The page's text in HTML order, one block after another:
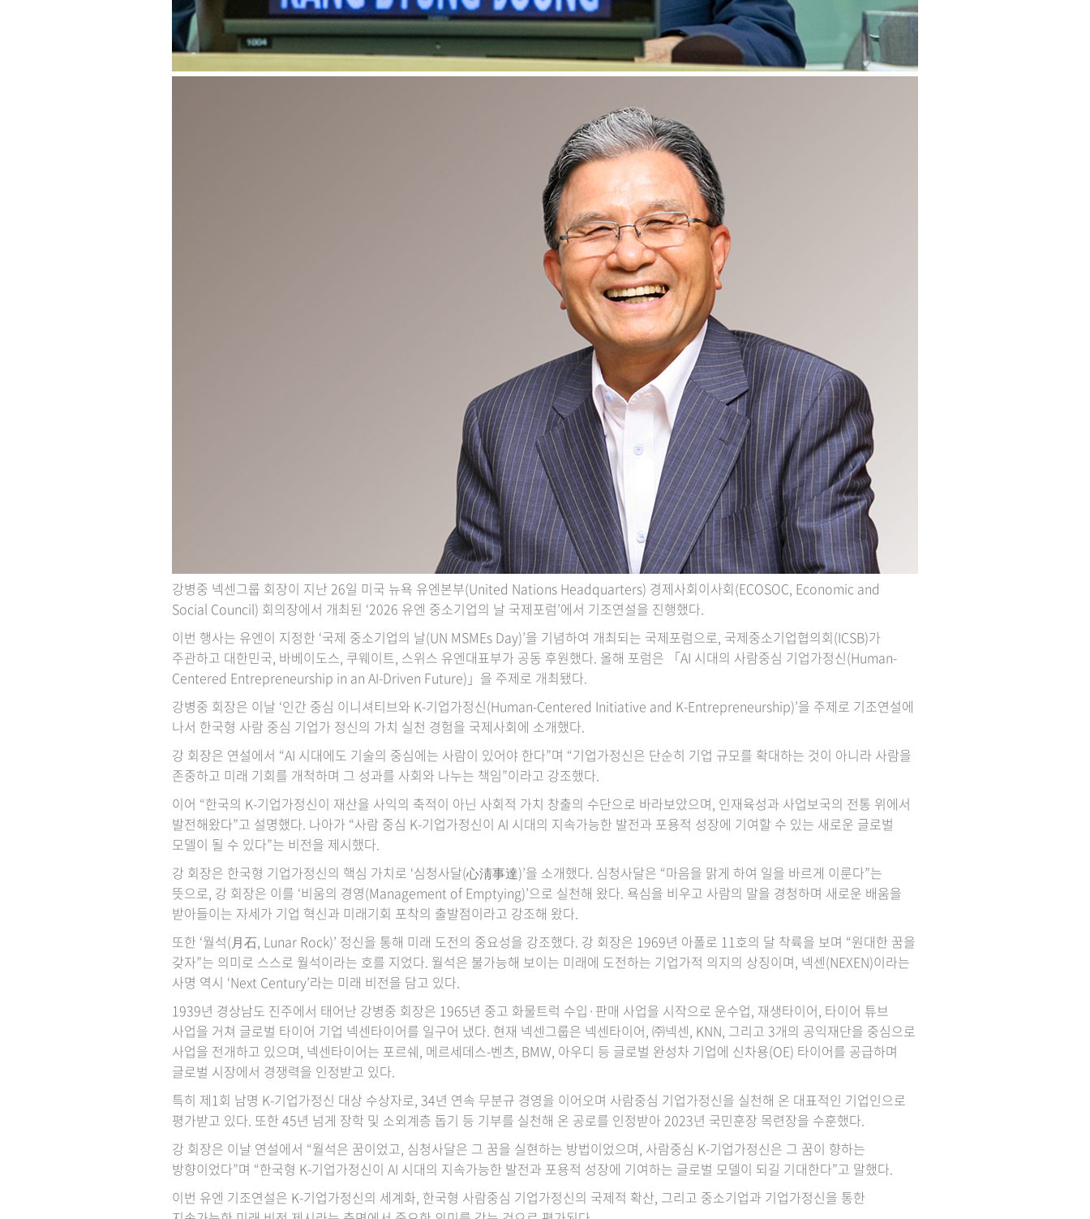
강병중 넥센그룹 회장이 지난 26일 미국 뉴욕 유엔본부(United Nations Headquarters) 경제사회이사회(ECOSOC, Economic and
Social Council) 회의장에서 개최된 ‘2026 유엔 중소기업의 날 국제포럼’에서 기조연설을 진행했다.
이번 행사는 유엔이 지정한 ‘국제 중소기업의 날(UN MSMEs Day)’을 기념하여 개최되는 국제포럼으로, 국제중소기업협의회(ICSB)가
주관하고 대한민국, 바베이도스, 쿠웨이트, 스위스 유엔대표부가 공동 후원했다. 올해 포럼은 「AI 시대의 사람중심 기업가정신(Human-
Centered Entrepreneurship in an AI-Driven Future)」을 주제로 개최됐다.
강병중 회장은 이날 ‘인간 중심 이니셔티브와 K-기업가정신(Human-Centered Initiative and K-Entrepreneurship)’을 주제로 기조연설에
나서 한국형 사람 중심 기업가 정신의 가치 실천 경험을 국제사회에 소개했다.
강 회장은 연설에서 “AI 시대에도 기술의 중심에는 사람이 있어야 한다”며 “기업가정신은 단순히 기업 규모를 확대하는 것이 아니라 사람을
존중하고 미래 기회를 개척하며 그 성과를 사회와 나누는 책임”이라고 강조했다.
이어 “한국의 K-기업가정신이 재산을 사익의 축적이 아닌 사회적 가치 창출의 수단으로 바라보았으며, 인재육성과 사업보국의 전통 위에서
발전해왔다”고 설명했다. 나아가 “사람 중심 K-기업가정신이 AI 시대의 지속가능한 발전과 포용적 성장에 기여할 수 있는 새로운 글로벌
모델이 될 수 있다”는 비전을 제시했다.
강 회장은 한국형 기업가정신의 핵심 가치로 ‘심청사달(心淸事達)’을 소개했다. 심청사달은 “마음을 맑게 하여 일을 바르게 이룬다”는
뜻으로, 강 회장은 이를 ‘비움의 경영(Management of Emptying)’으로 실천해 왔다. 욕심을 비우고 사람의 말을 경청하며 새로운 배움을
받아들이는 자세가 기업 혁신과 미래기회 포착의 출발점이라고 강조해 왔다.
또한 ‘월석(月石, Lunar Rock)’ 정신을 통해 미래 도전의 중요성을 강조했다. 강 회장은 1969년 아폴로 11호의 달 착륙을 보며 “원대한 꿈을
갖자”는 의미로 스스로 월석이라는 호를 지었다. 월석은 불가능해 보이는 미래에 도전하는 기업가적 의지의 상징이며, 넥센(NEXEN)이라는
사명 역시 ‘Next Century’라는 미래 비전을 담고 있다.
1939년 경상남도 진주에서 태어난 강병중 회장은 1965년 중고 화물트럭 수입·판매 사업을 시작으로 운수업, 재생타이어, 타이어 튜브
사업을 거쳐 글로벌 타이어 기업 넥센타이어를 일구어 냈다. 현재 넥센그룹은 넥센타이어, ㈜넥센, KNN, 그리고 3개의 공익재단을 중심으로
사업을 전개하고 있으며, 넥센타이어는 포르쉐, 메르세데스-벤츠, BMW, 아우디 등 글로벌 완성차 기업에 신차용(OE) 타이어를 공급하며
글로벌 시장에서 경쟁력을 인정받고 있다.
특히 제1회 남명 K-기업가정신 대상 수상자로, 34년 연속 무분규 경영을 이어오며 사람중심 기업가정신을 실천해 온 대표적인 기업인으로
평가받고 있다. 또한 45년 넘게 장학 및 소외계층 돕기 등 기부를 실천해 온 공로를 인정받아 2023년 국민훈장 목련장을 수훈했다.
강 회장은 이날 연설에서 “월석은 꿈이었고, 심청사달은 그 꿈을 실현하는 방법이었으며, 사람중심 K-기업가정신은 그 꿈이 향하는
방향이었다”며 “한국형 K-기업가정신이 AI 시대의 지속가능한 발전과 포용적 성장에 기여하는 글로벌 모델이 되길 기대한다”고 말했다.
이번 유엔 기조연설은 K-기업가정신의 세계화, 한국형 사람중심 기업가정신의 국제적 확산, 그리고 중소기업과 기업가정신을 통한